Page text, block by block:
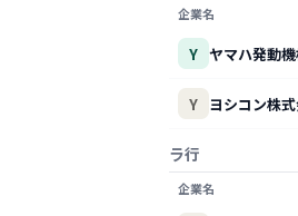
企業名
Y ヤマハ発動
Y ヨシコン株
ラ行
企業名